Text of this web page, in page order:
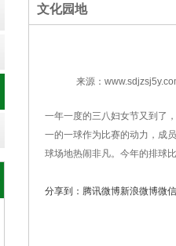
文化园地
来源：
一年一度的三八妇女节又到了
一的一球作为比赛的动力，成
球场地热闹非凡。今年的排球
分享到： 腾讯微博新浪微博微信